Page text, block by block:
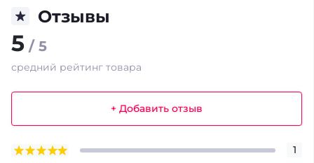
Отзывы
5 / 5
средний рейтинг товара
+ Добавить отзыв
1